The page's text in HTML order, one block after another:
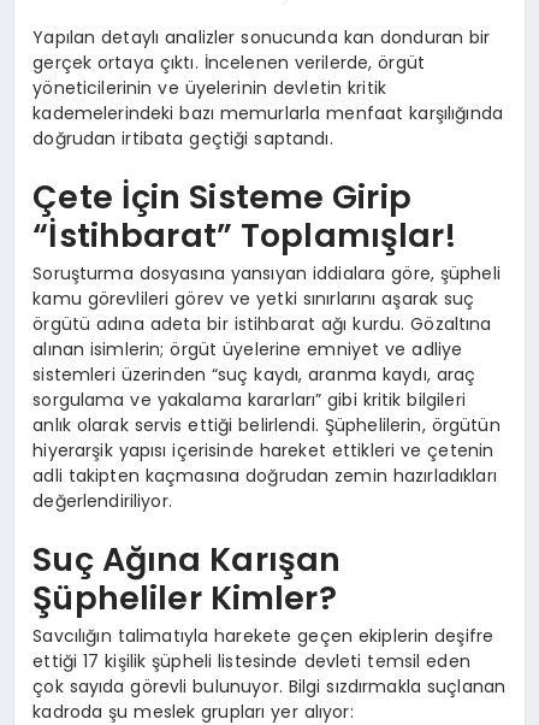
Yapılan detaylı analizler sonucunda kan donduran bir
gerçek ortaya çıktı. İncelenen verilerde, örgüt
yöneticilerinin ve üyelerinin devletin kritik
kademelerindeki bazı memurlarla menfaat karşılığında
doğrudan irtibata geçtiği saptandı.
Çete İçin Sisteme Girip
“İstihbarat” Toplamışlar!
Soruşturma dosyasına yansıyan iddialara göre, şüpheli
kamu görevlileri görev ve yetki sınırlarını aşarak suç
örgütü adına adeta bir istihbarat ağı kurdu. Gözaltına
alınan isimlerin; örgüt üyelerine emniyet ve adliye
sistemleri üzerinden “suç kaydı, aranma kaydı, araç
sorgulama ve yakalama kararları” gibi kritik bilgileri
anlık olarak servis ettiği belirlendi. Şüphelilerin, örgütün
hiyerarşik yapısı içerisinde hareket ettikleri ve çetenin
adli takipten kaçmasına doğrudan zemin hazırladıkları
değerlendiriliyor.
Suç Ağına Karışan
Şüpheliler Kimler?
Savcılığın talimatıyla harekete geçen ekiplerin deşifre
ettiği 17 kişilik şüpheli listesinde devleti temsil eden
çok sayıda görevli bulunuyor. Bilgi sızdırmakla suçlanan
kadroda şu meslek grupları yer alıyor: